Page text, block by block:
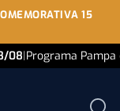
15
08|Programa Pampa